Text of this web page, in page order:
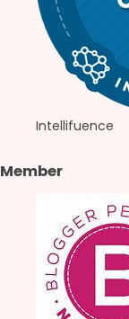
Intellifuence
Member